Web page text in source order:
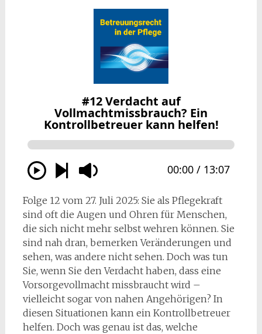
Folge 12 vom 27. Juli 2025: Sie als Pflegekraft
sind oft die Augen und Ohren für Menschen,
die sich nicht mehr selbst wehren können. Sie
sind nah dran, bemerken Veränderungen und
sehen, was andere nicht sehen. Doch was tun
Sie, wenn Sie den Verdacht haben, dass eine
Vorsorgevollmacht missbraucht wird –
vielleicht sogar von nahen Angehörigen? In
diesen Situationen kann ein Kontrollbetreuer
helfen. Doch was genau ist das, welche